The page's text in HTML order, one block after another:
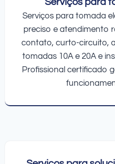
Serviços para tomada
preciso e atendimento
contato, curto-circuito,
tomadas 10A e 20A e
Profissional certificado